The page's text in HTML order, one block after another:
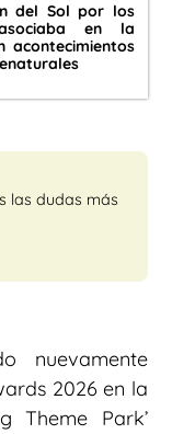
del Sol por los
en la
acontecimientos
las dudas más
nuevamente
2026 en la
Theme Park’